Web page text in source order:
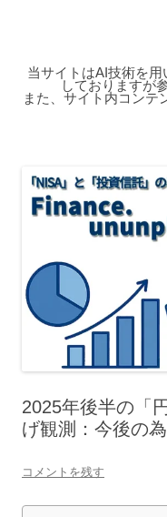
当サイトはAI技術を
しておりますが
また、サイト内コンテ
2025年後半の「
げ観測：今後の
コメントを残す